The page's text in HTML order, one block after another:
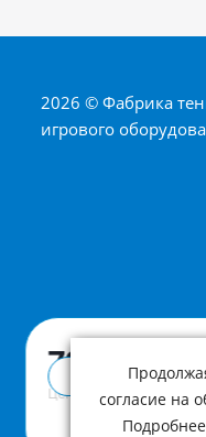
790 ₽
Цена с учетом НДС
Купить в 1
2026 © Фабрика
игрового
согласие на